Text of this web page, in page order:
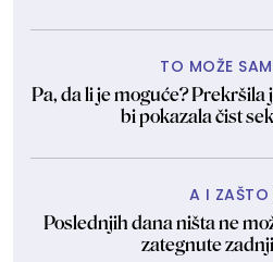
TO MOŽE
Pa, da li je moguće? Prekršila
bi pokazala čist
A I ZAŠTO
Poslednjih dana ništa ne
zategnute